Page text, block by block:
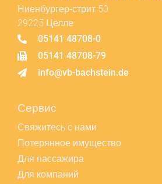
Ниенбургер-стрит 50
29225 Целле
05141 48708-0
05141 48708-79
info@vb-bachstein.de
Сервис
Свяжитесь с нами
Потерянное имущество
Для пассажира
Для компаний